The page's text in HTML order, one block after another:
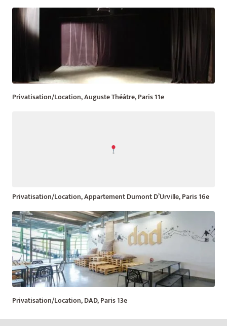
Privatisation/Location, Auguste Théâtre, Paris 11e
Privatisation/Location, Appartement Dumont D’Urville, Paris 16e
Privatisation/Location, DAD, Paris 13e